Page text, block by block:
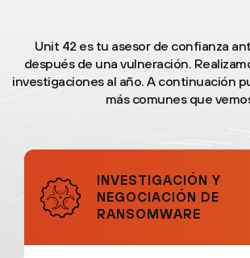
Unit 42 es tu asesor de confianza
después de una vulneración.
investigaciones al año. A continuación
más comunes que
INVESTIGACIÓN Y
NEGOCIACIÓN DE
RANSOMWARE